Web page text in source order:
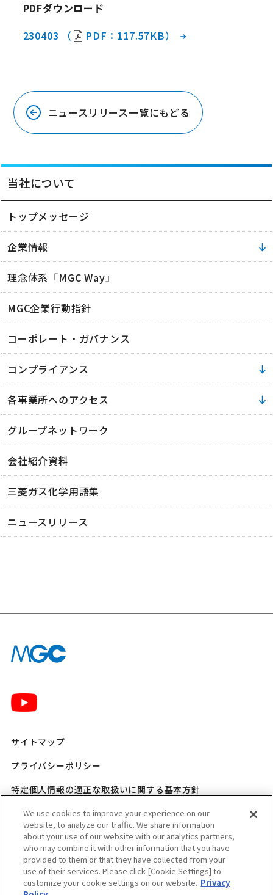
PDFダウンロード
230403 （
PDF：117.57KB）
ニュースリリース一覧にもどる
当社について
トップメッセージ
企業情報
理念体系「MGC Way」
MGC企業行動指針
コーポレート・ガバナンス
コンプライアンス
各事業所へのアクセス
グループネットワーク
会社紹介資料
三菱ガス化学用語集
ニュースリリース
サイトマップ
プライバシーポリシー
特定個人情報の適正な取扱いに関する基本方針
三菱ガス化学 SNSポリシー
ご利用規程
ウェブアクセシビリティ方針
適格請求書発行事業者登録番号のお知らせ
We use cookies to improve your experience on our
website, to analyze our traffic. We share information
about your use of our website with our analytics partners,
who may combine it with other information that you have
provided to them or that they have collected from your
use of their services. Please click [Cookie Settings] to
customize your cookie settings on our website. Privacy